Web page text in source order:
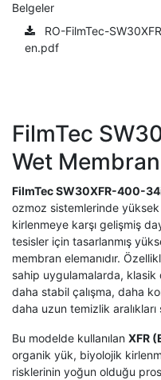
Belgeler
RO-FilmTec-
en.pdf
FilmTec
Wet Membran
FilmTec SW30XFR-400-
ozmoz sistemlerinde
kirlenmeye karşı gelişmiş
tesisler için tasarlanmış
membran elemanıdır.
sahip uygulamalarda, klasik
daha stabil çalışma, daha
daha uzun temizlik aralıkları
Bu modelde kullanılan XFR
organik yük, biyolojik
risklerinin yoğun olduğu